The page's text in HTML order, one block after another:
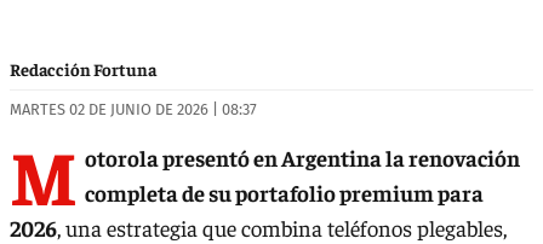
Redacción Fortuna
MARTES 02 DE JUNIO DE 2026 | 08:37
M otorola presentó en Argentina la renovación
completa de su portafolio premium para
2026, una estrategia que combina teléfonos plegables,